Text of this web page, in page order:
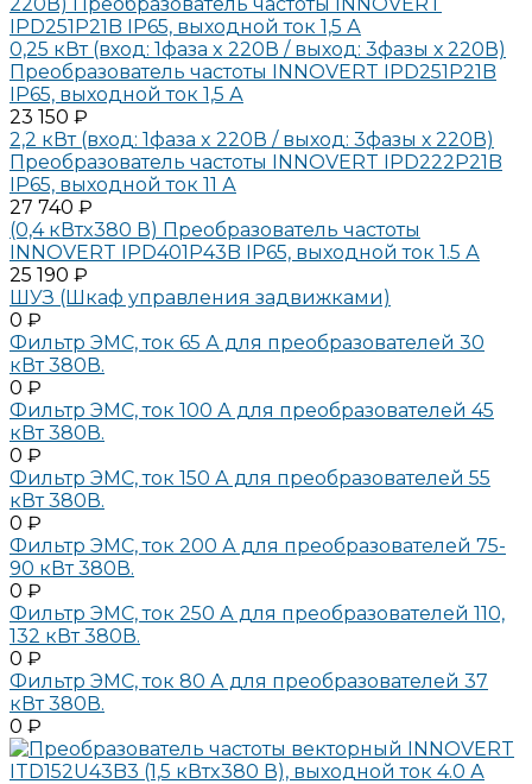
0,25 кВт (вход: 1фаза x 220В / выход: 3фазы х 220В)
Преобразователь частоты INNOVERT IPD251P21B
IP65, выходной ток 1,5 А
23 150 ₽
2,2 кВт (вход: 1фаза x 220В / выход: 3фазы х 220В)
Преобразователь частоты INNOVERT IPD222P21B
IP65, выходной ток 11 А
27 740 ₽
(0,4 кВтx380 В) Преобразователь частоты
INNOVERT IPD401P43B IP65, выходной ток 1.5 А
25 190 ₽
ШУЗ (Шкаф управления задвижками)
0 ₽
Фильтр ЭМС, ток 65 А для преобразователей 30
кВт 380В.
0 ₽
Фильтр ЭМС, ток 100 А для преобразователей 45
кВт 380В.
0 ₽
Фильтр ЭМС, ток 150 А для преобразователей 55
кВт 380В.
0 ₽
Фильтр ЭМС, ток 200 А для преобразователей 75-
90 кВт 380В.
0 ₽
Фильтр ЭМС, ток 250 А для преобразователей 110,
132 кВт 380В.
0 ₽
Фильтр ЭМС, ток 80 А для преобразователей 37
кВт 380В.
0 ₽